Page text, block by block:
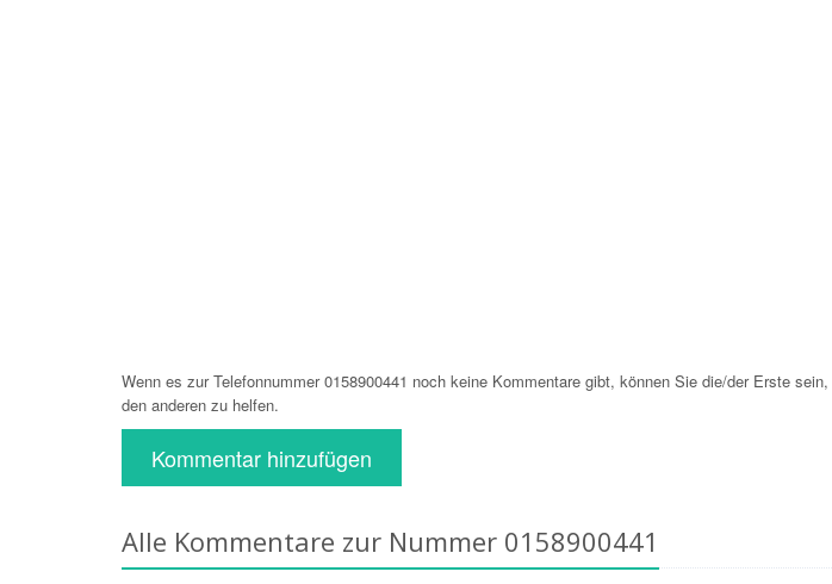
Wenn es zur Telefonnummer 0158900441 noch keine Kommentare gibt, können Sie die/der Erste sein,
den anderen zu helfen.
Kommentar hinzufügen
Alle Kommentare zur Nummer 0158900441